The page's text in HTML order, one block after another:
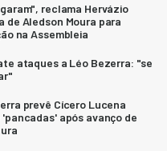
reclama Hervázio
de Aledson Moura para
na Assembleia
ataques a Léo Bezerra: "se
prevê Cícero Lucena
após avanço de